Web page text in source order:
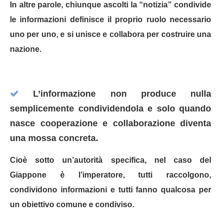
In altre parole, chiunque ascolti la “notizia” condivide
le informazioni definisce il proprio ruolo necessario
uno per uno, e si unisce e collabora per costruire una
nazione.
L’informazione non produce nulla
semplicemente condividendola e solo quando
nasce cooperazione e collaborazione diventa
una mossa concreta.
Cioè sotto un’autorità specifica, nel caso del
Giappone è l’imperatore, tutti raccolgono,
condividono informazioni e tutti fanno qualcosa per
un obiettivo comune e condiviso.